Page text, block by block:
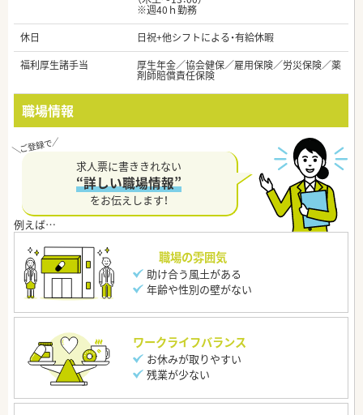
※週40ｈ勤務
休日
日祝+他シフトによる・有給休暇
福利厚生諸手当
厚生年金／協会健保／雇用保険／労災保険／薬
剤師賠償責任保険
職場情報
求人票に書ききれない
“詳しい職場情報”
をお伝えします！
職場の雰囲気
助け合う風土がある
年齢や性別の壁がない
ワークライフバランス
お休みが取りやすい
残業が少ない